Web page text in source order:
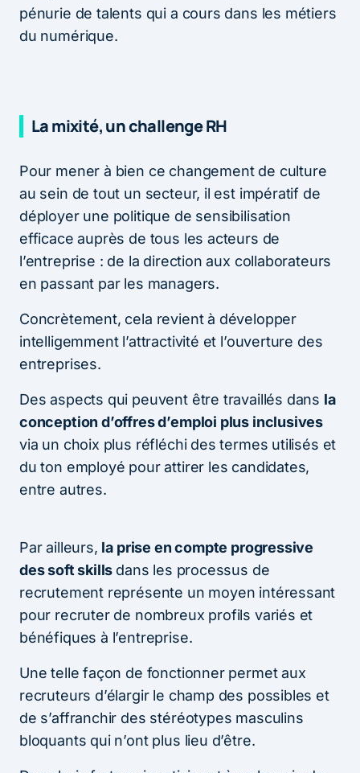
pénurie de talents qui a cours dans les métiers
du numérique.
La mixité, un challenge RH
Pour mener à bien ce changement de culture
au sein de tout un secteur, il est impératif de
déployer une politique de sensibilisation
efficace auprès de tous les acteurs de
l’entreprise : de la direction aux collaborateurs
en passant par les managers.
Concrètement, cela revient à développer
intelligemment l’attractivité et l’ouverture des
entreprises.
Des aspects qui peuvent être travaillés dans la
conception d’offres d’emploi plus inclusives
via un choix plus réfléchi des termes utilisés et
du ton employé pour attirer les candidates,
entre autres.
Par ailleurs, la prise en compte progressive
des soft skills dans les processus de
recrutement représente un moyen intéressant
pour recruter de nombreux profils variés et
bénéfiques à l’entreprise.
Une telle façon de fonctionner permet aux
recruteurs d’élargir le champ des possibles et
de s’affranchir des stéréotypes masculins
bloquants qui n’ont plus lieu d’être.